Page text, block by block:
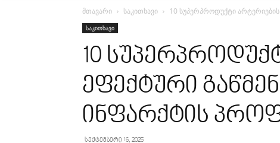
მთავარი საკითხავი 10 სუპერპროდუქტი
საკითხავი
10
ეფექტური
ინფარქტის
სექტემბერი 16, 2025